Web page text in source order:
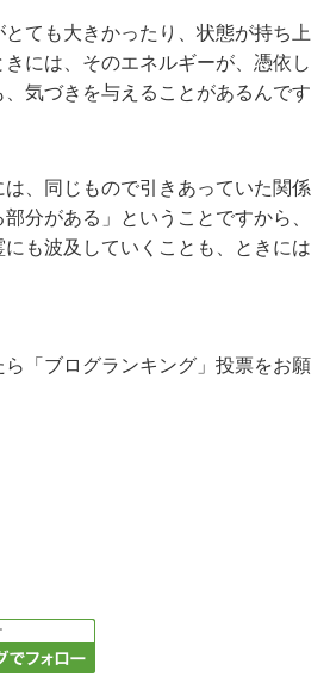
ても大きかったり、状態が持ち上
には、そのエネルギーが、憑依し
気づきを与えることがあるんです
、同じもので引きあっていた関係
分がある」ということですから、
も波及していくことも、ときには
「ブログランキング」投票をお願